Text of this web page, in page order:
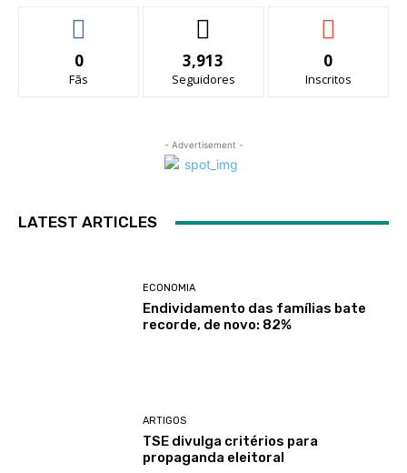
0
Fãs
3,913
Seguidores
0
Inscritos
- Advertisement -
LATEST ARTICLES
ECONOMIA
Endividamento das famílias bate
recorde, de novo: 82%
ARTIGOS
TSE divulga critérios para
propaganda eleitoral